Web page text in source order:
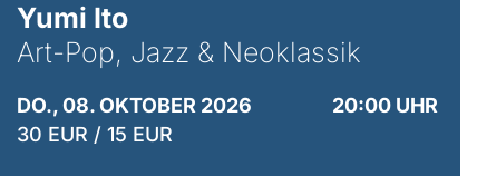
Yumi Ito
Art-Pop, Jazz & Neoklassik
DO., 08. OKTOBER 2026
20:00 UHR
30 EUR / 15 EUR